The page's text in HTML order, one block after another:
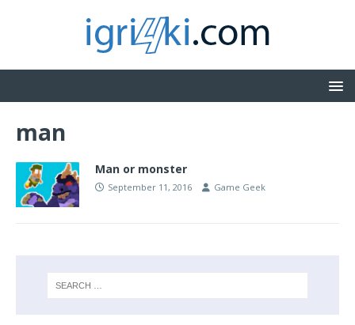
man
Man or monster
September 11, 2016 Game Geek